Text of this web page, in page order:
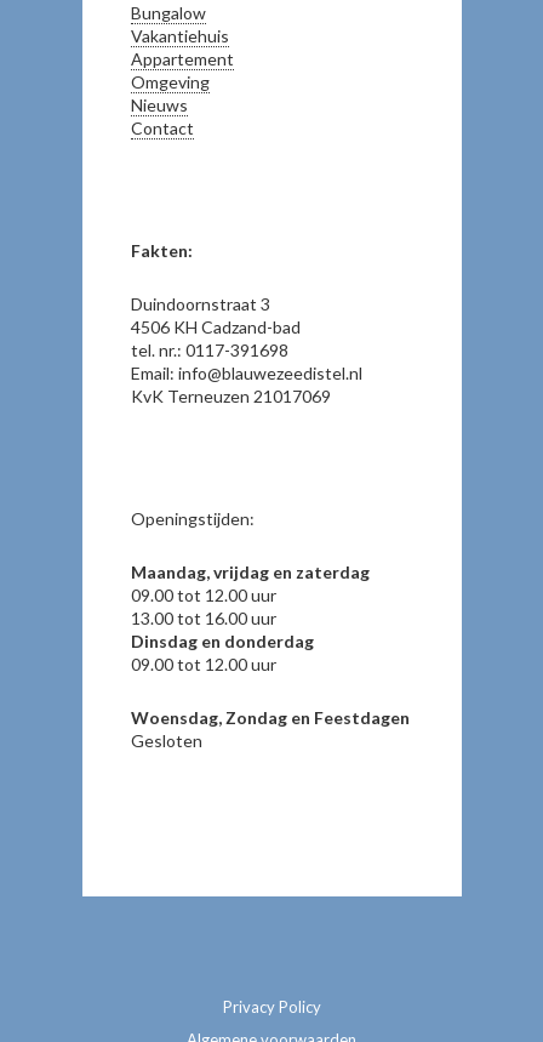
Bungalow
Vakantiehuis
Appartement
Omgeving
Nieuws
Contact
Fakten:
Duindoornstraat 3
4506 KH Cadzand-bad
tel. nr.: 0117-391698
Email: info@blauwezeedistel.nl
KvK Terneuzen 21017069
Openingstijden:
Maandag, vrijdag en zaterdag
09.00 tot 12.00 uur
13.00 tot 16.00 uur
Dinsdag en donderdag
09.00 tot 12.00 uur
Woensdag, Zondag en Feestdagen
Gesloten
Privacy Policy